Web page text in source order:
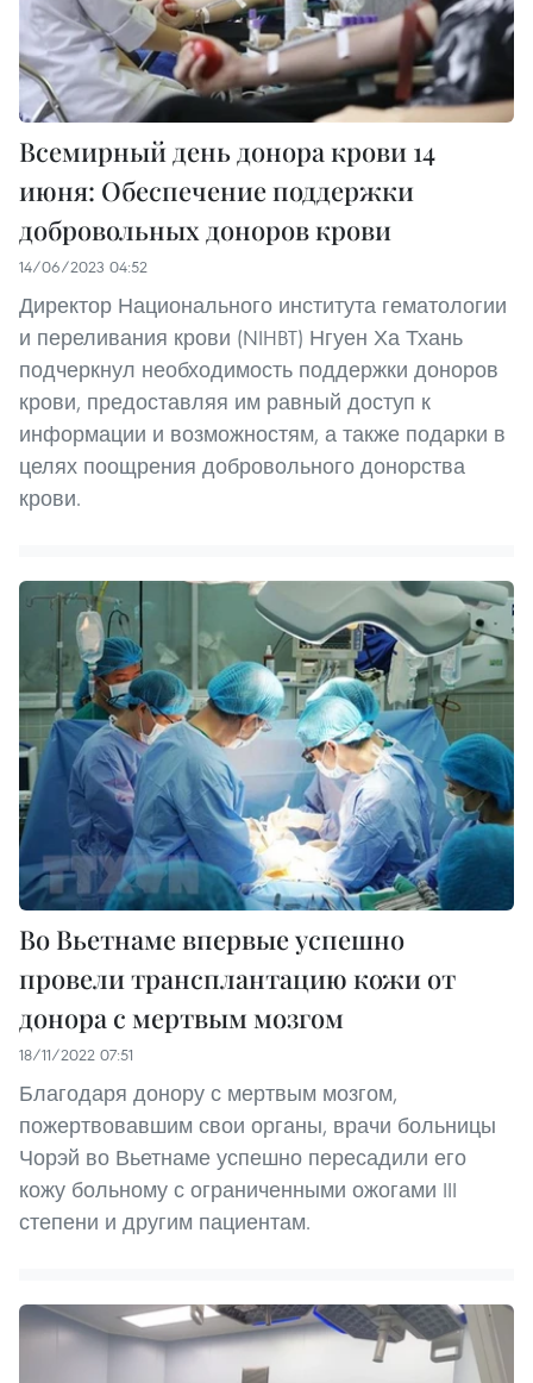
Всемирный день донора крови 14
июня: Обеспечение поддержки
добровольных доноров крови
14/06/2023 04:52
Директор Национального института гематологии
и переливания крови (NIHBT) Нгуен Ха Тхань
подчеркнул необходимость поддержки доноров
крови, предоставляя им равный доступ к
информации и возможностям, а также подарки в
целях поощрения добровольного донорства
крови.
Во Вьетнаме впервые успешно
провели трансплантацию кожи от
донора с мертвым мозгом
18/11/2022 07:51
Благодаря донору с мертвым мозгом,
пожертвовавшим свои органы, врачи больницы
Чорэй во Вьетнаме успешно пересадили его
кожу больному с ограниченными ожогами III
степени и другим пациентам.